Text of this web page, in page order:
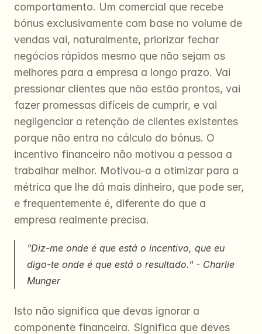
comportamento. Um comercial que recebe
bónus exclusivamente com base no volume de
vendas vai, naturalmente, priorizar fechar
negócios rápidos mesmo que não sejam os
melhores para a empresa a longo prazo. Vai
pressionar clientes que não estão prontos, vai
fazer promessas difíceis de cumprir, e vai
negligenciar a retenção de clientes existentes
porque não entra no cálculo do bónus. O
incentivo financeiro não motivou a pessoa a
trabalhar melhor. Motivou-a a otimizar para a
métrica que lhe dá mais dinheiro, que pode ser,
e frequentemente é, diferente do que a
empresa realmente precisa.
"Diz-me onde é que está o incentivo, que eu
digo-te onde é que está o resultado." - Charlie
Munger
Isto não significa que devas ignorar a
componente financeira. Significa que deves